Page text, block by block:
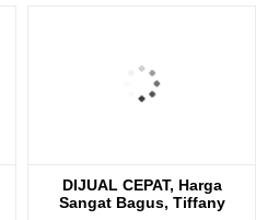
DIJUAL CEPAT, Harga
Sangat Bagus, Tiffany